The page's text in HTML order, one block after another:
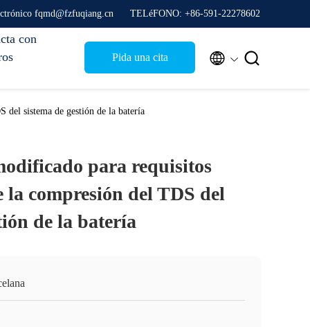
fqmd@fzfuqiang.cn TELéFONO: +86-591-22278602
con
Pida una cita  
del sistema de gestión de la batería
para requisitos
compresión del TDS del
de la batería